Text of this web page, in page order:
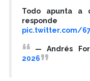
Todo apunta a
pic.twitter.com/
— Andrés
2026